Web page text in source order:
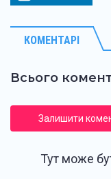
КОМЕНТАРІ
Всього
Залишити
Тут може